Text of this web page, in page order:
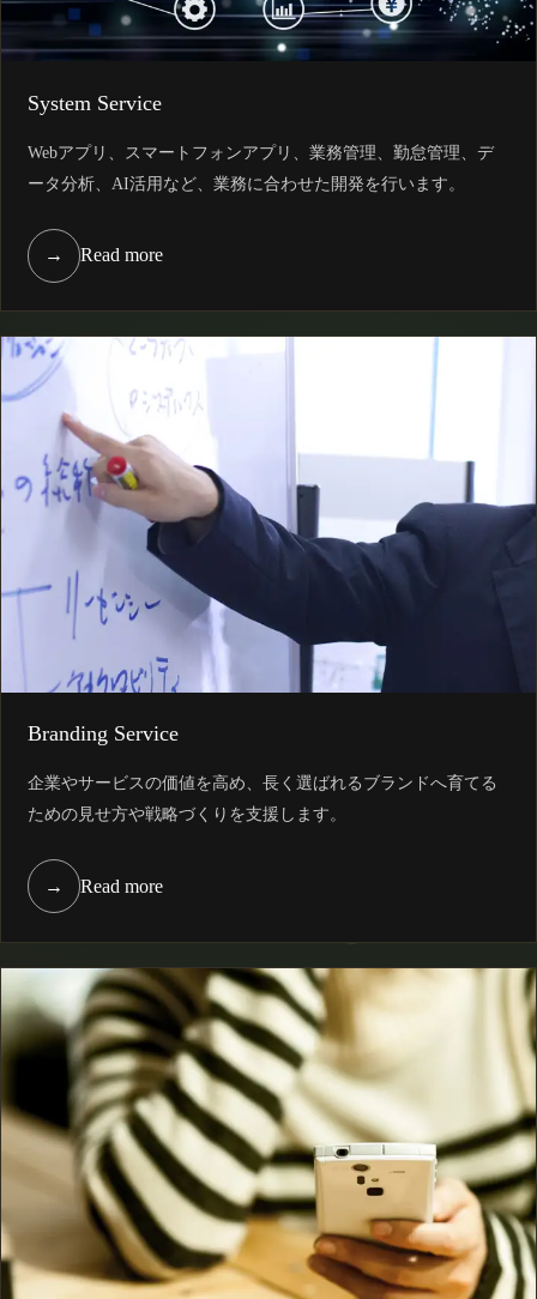
System Service
Webアプリ、スマートフォンアプリ、業務管理、勤怠管理、デ
ータ分析、AI活用など、業務に合わせた開発を行います。
→ Read more
Branding Service
企業やサービスの価値を高め、長く選ばれるブランドへ育てる
ための見せ方や戦略づくりを支援します。
→ Read more